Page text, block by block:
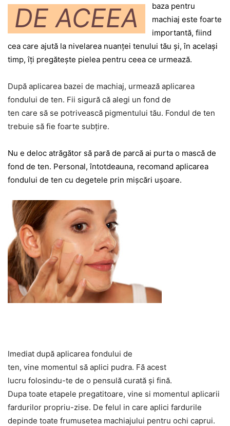
DE ACEEA
baza pentru
machiaj este foarte
importantă, fiind
cea care ajută la nivelarea nuanţei tenului tău şi, în acelaşi
timp, îţi pregăteşte pielea pentru ceea ce urmează.
După aplicarea bazei de machiaj, urmează aplicarea
fondului de ten. Fii sigură că alegi un fond de
ten care să se potrivească pigmentului tău. Fondul de ten
trebuie să fie foarte subţire.
Nu e deloc atrăgător să pară de parcă ai purta o mască de
fond de ten. Personal, întotdeauna, recomand aplicarea
fondului de ten cu degetele prin mişcări uşoare.
Imediat după aplicarea fondului de
ten, vine momentul să aplici pudra. Fă acest
lucru folosindu-te de o pensulă curată şi fină.
Dupa toate etapele pregatitoare, vine si momentul aplicarii
fardurilor propriu-zise. De felul in care aplici fardurile
depinde toate frumusetea machiajului pentru ochi caprui.